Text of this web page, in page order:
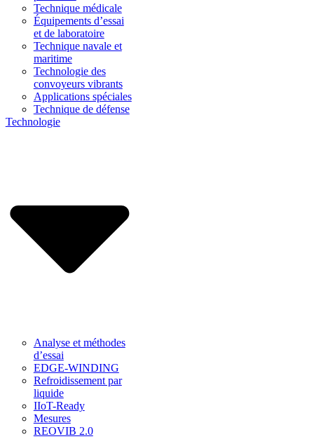
Technique médicale
Équipements d’essai
et de laboratoire
Technique navale et
maritime
Technologie des
convoyeurs vibrants
Applications spéciales
Technique de défense
Technologie
Analyse et méthodes
d’essai
EDGE-WINDING
Refroidissement par
liquide
IIoT-Ready
Mesures
REOVIB 2.0